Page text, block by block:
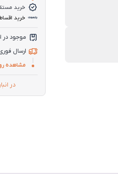
خرید
خرید
موجود در
ارسال
مشاهده
در